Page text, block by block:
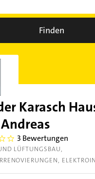
Finden
Karasch
3 Bewertungen
LÜFTUNGSBAU